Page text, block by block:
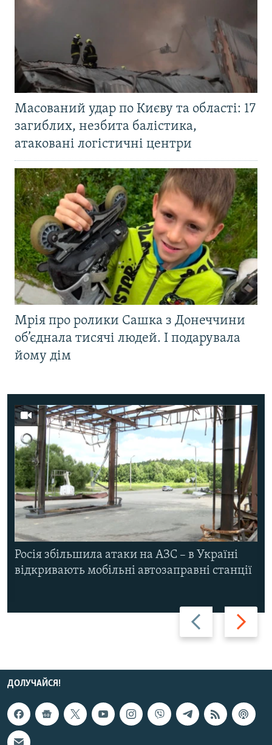
Масований удар по Києву та області: 17
загиблих, незбита балістика,
атаковані логістичні центри
Мрія про ролики Сашка з Донеччини
об’єднала тисячі людей. І подарувала
йому дім
Назад Вперед
Росія збільшила атаки на АЗС – в Україні
відкривають мобільні автозаправні станції
ДОЛУЧАЙСЯ!